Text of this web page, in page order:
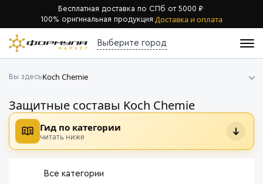
Бесплатная доставка по СПб от 5000 ₽·
100% оригинальная продукция·Доставка и оплата
Выберите город
Вы здесьKoch Chemie
Защитные составы Koch Chemie
Гид по категории
читать ниже
Все категории